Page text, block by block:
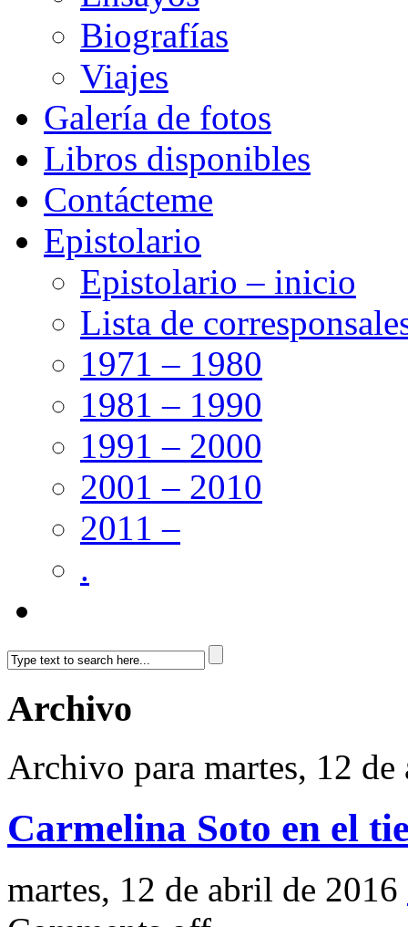
Biografías
Viajes
Galería de fotos
Libros disponibles
Contácteme
Epistolario
Epistolario – inicio
Lista de
1971 – 1980
1981 – 1990
1991 – 2000
2001 – 2010
2011 –
.
Archivo
Archivo para martes, 12
Carmelina Soto en el
martes, 12 de abril de 2016